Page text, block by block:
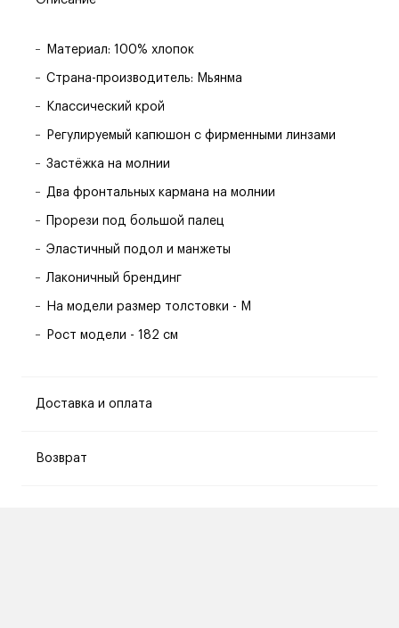
Материал: 100% хлопок
Страна-производитель: Мьянма
Классический крой
Регулируемый капюшон с фирменными линзами
Застёжка на молнии
Два фронтальных кармана на молнии
Прорези под большой палец
Эластичный подол и манжеты
Лаконичный брендинг
На модели размер толстовки - M
Рост модели - 182 см
Доставка и оплата
Возврат